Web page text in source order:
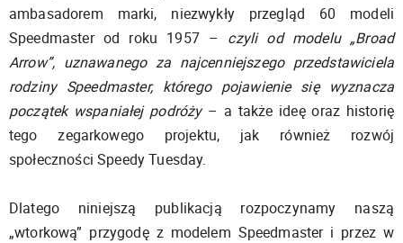
ambasadorem marki, niezwykły przegląd 60 modeli
Speedmaster od roku 1957 – czyli od modelu „Broad
Arrow”, uznawanego za najcenniejszego przedstawiciela
rodziny Speedmaster, którego pojawienie się wyznacza
początek wspaniałej podróży– a także ideę oraz historię
tego zegarkowego projektu, jak również rozwój
społeczności Speedy Tuesday.
Dlatego niniejszą publikacją rozpoczynamy naszą
„wtorkową” przygodę z modelem Speedmaster i przez w